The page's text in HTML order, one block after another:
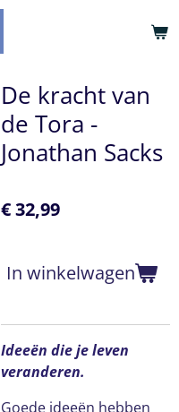
De kracht van
de Tora -
Jonathan Sacks
€ 32,99
In winkelwagen
Ideeën die je leven
veranderen.
Goede ideeën hebben